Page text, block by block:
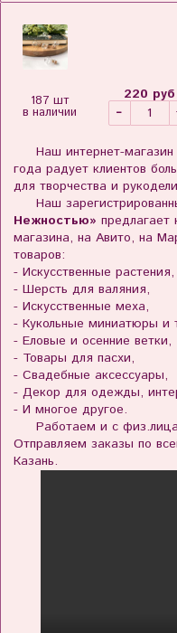
187 шт
в наличии
220 руб
Наш интернет-магазин
года радует клиентов
для творчества и
Наш
Нежностью» предлагает
магазина, на Авито, на
товаров:
- Искусственные растения,
- Шерсть для валяния,
- Искусственные меха,
- Кукольные миниатюры и
- Еловые и осенние ветки,
- Товары для пасхи,
- Свадебные аксессуары,
- Декор для одежды,
- И многое другое.
Работаем и с
Отправляем заказы по
Казань.